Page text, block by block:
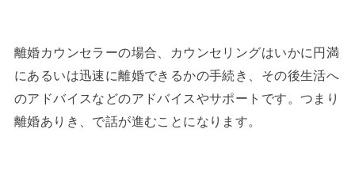
離婚カウンセラーの場合、カウンセリングはいかに円満
にあるいは迅速に離婚できるかの手続き、その後生活へ
のアドバイスなどのアドバイスやサポートです。つまり
離婚ありき、で話が進むことになります。